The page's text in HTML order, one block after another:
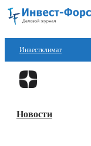
Инвестклимат
Финансы
Блокчейн
Новости